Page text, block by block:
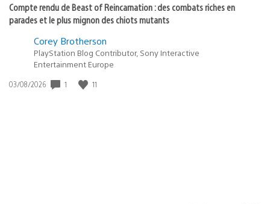
Compte rendu de Beast of Reincarnation : des combats riches en
parades et le plus mignon des chiots mutants
Corey Brotherson
PlayStation Blog Contributor, Sony Interactive
Entertainment Europe
Date
03/08/2026 1 11